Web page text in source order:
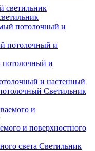
потолочный и
и настенный
Светильник
и поверхностного
Светильник